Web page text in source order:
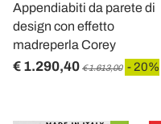
Appendiabiti da parete di
design con effetto
madreperla Corey
€ 1.290,40 € 1.613,00 - 20%